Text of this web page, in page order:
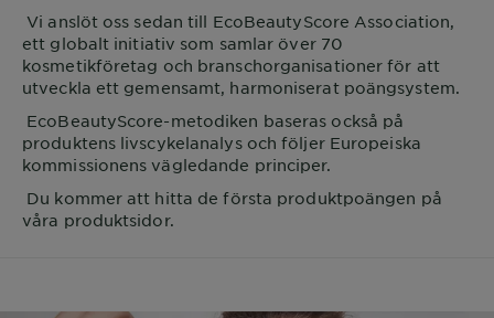
Vi anslöt oss sedan till EcoBeautyScore Association,
ett globalt initiativ som samlar över 70
kosmetikföretag och branschorganisationer för att
utveckla ett gemensamt, harmoniserat poängsystem.
EcoBeautyScore-metodiken baseras också på
produktens livscykelanalys och följer Europeiska
kommissionens vägledande principer.
Du kommer att hitta de första produktpoängen på
våra produktsidor.